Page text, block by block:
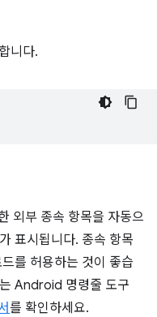
니다.
외부 종속 항목을 자동으
표시됩니다. 종속 항목
를 허용하는 것이 좋습
Android 명령줄 도구
를 확인하세요.